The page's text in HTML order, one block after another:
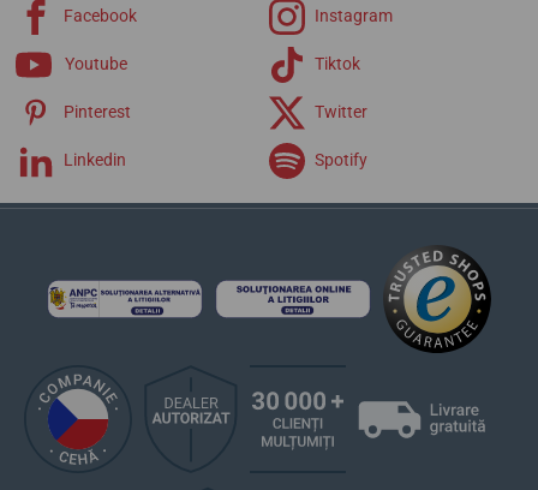
Facebook Instagram
Youtube Tiktok
Pinterest Twitter
Linkedin Spotify